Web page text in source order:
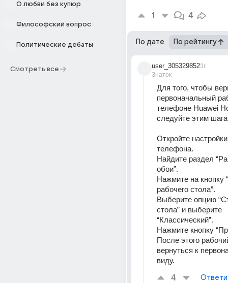
О любви без купюр
Философский вопрос
Политические дебаты
Смотреть все
1 4
По дате По рейтингу
user_305329852
Знаток
3г
Для того, чтобы
первоначальный
телефоне Huawei
следуйте этим
Откройте
телефона.
Найдите раздел
обои”.
Нажмите на кнопку
рабочего стола”.
Выберите опцию
стола” и выберите
“Классический”.
Нажмите кнопку
После этого
вернуться к
виду.
4